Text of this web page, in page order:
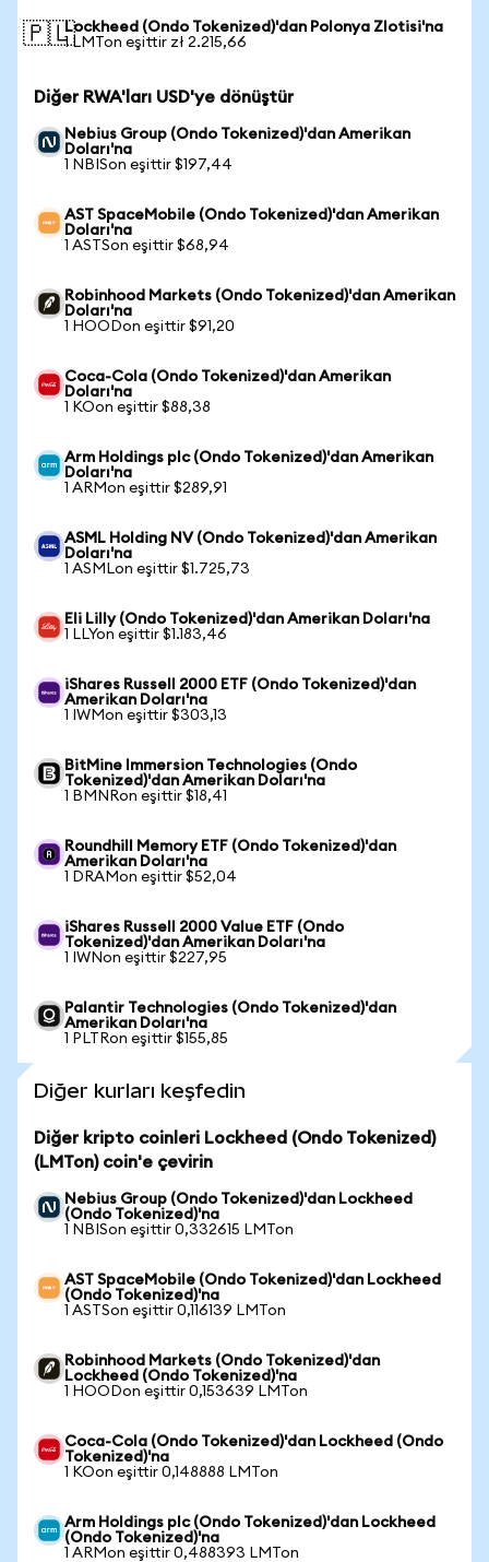
🇵🇱Lockheed (Ondo Tokenized)'dan Polonya Zlotisi'na
1 LMTon eşittir zł 2.215,66
Diğer RWA'ları USD'ye dönüştür
Nebius Group (Ondo Tokenized)'dan Amerikan
Doları'na
1 NBISon eşittir $197,44
AST SpaceMobile (Ondo Tokenized)'dan Amerikan
Doları'na
1 ASTSon eşittir $68,94
Robinhood Markets (Ondo Tokenized)'dan Amerikan
Doları'na
1 HOODon eşittir $91,20
Coca-Cola (Ondo Tokenized)'dan Amerikan
Doları'na
1 KOon eşittir $88,38
Arm Holdings plc (Ondo Tokenized)'dan Amerikan
Doları'na
1 ARMon eşittir $289,91
ASML Holding NV (Ondo Tokenized)'dan Amerikan
Doları'na
1 ASMLon eşittir $1.725,73
Eli Lilly (Ondo Tokenized)'dan Amerikan Doları'na
1 LLYon eşittir $1.183,46
iShares Russell 2000 ETF (Ondo Tokenized)'dan
Amerikan Doları'na
1 IWMon eşittir $303,13
BitMine Immersion Technologies (Ondo
Tokenized)'dan Amerikan Doları'na
1 BMNRon eşittir $18,41
Roundhill Memory ETF (Ondo Tokenized)'dan
Amerikan Doları'na
1 DRAMon eşittir $52,04
iShares Russell 2000 Value ETF (Ondo
Tokenized)'dan Amerikan Doları'na
1 IWNon eşittir $227,95
Palantir Technologies (Ondo Tokenized)'dan
Amerikan Doları'na
1 PLTRon eşittir $155,85
Diğer kurları keşfedin
Diğer kripto coinleri Lockheed (Ondo Tokenized)
(LMTon) coin'e çevirin
Nebius Group (Ondo Tokenized)'dan Lockheed
(Ondo Tokenized)'na
1 NBISon eşittir 0,332615 LMTon
AST SpaceMobile (Ondo Tokenized)'dan Lockheed
(Ondo Tokenized)'na
1 ASTSon eşittir 0,116139 LMTon
Robinhood Markets (Ondo Tokenized)'dan
Lockheed (Ondo Tokenized)'na
1 HOODon eşittir 0,153639 LMTon
Coca-Cola (Ondo Tokenized)'dan Lockheed (Ondo
Tokenized)'na
1 KOon eşittir 0,148888 LMTon
Arm Holdings plc (Ondo Tokenized)'dan Lockheed
(Ondo Tokenized)'na
1 ARMon eşittir 0,488393 LMTon